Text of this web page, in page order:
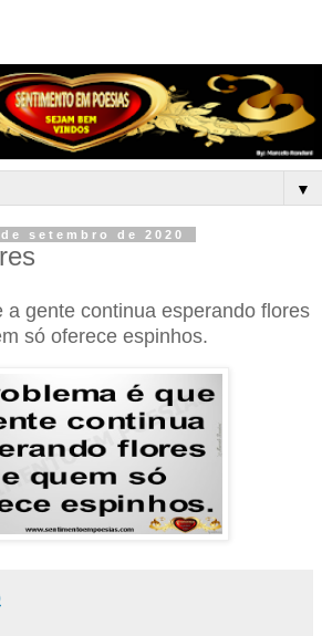
▼
setembro de 2020
a gente continua esperando flores
só oferece espinhos.